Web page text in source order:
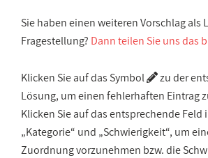
Sie haben einen weiteren Vorschlag als
Fragestellung? Dann teilen Sie uns das
Klicken Sie auf das Symbol
zu der
Lösung, um einen fehlerhaften Eintrag
Klicken Sie auf das entsprechende Feld
„Kategorie“ und „Schwierigkeit“, um
Zuordnung vorzunehmen bzw. die